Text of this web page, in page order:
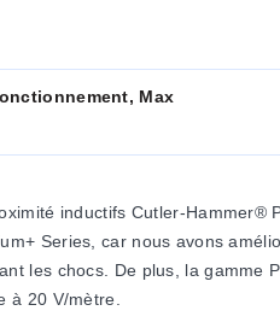
Max
inductifs Cutler-Hammer®
Series, car nous avons
les chocs. De plus, la gamme
à 20 V/mètre.